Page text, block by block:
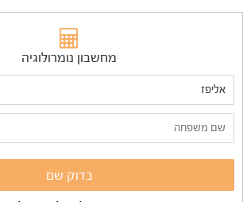
מחשבון נומרולוגיה